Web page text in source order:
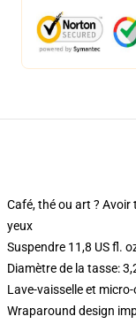
Café, thé ou art ?
yeux
Suspendre 11,8 US fl.
Diamètre de la tasse:
Lave-vaisselle et
Wraparound design